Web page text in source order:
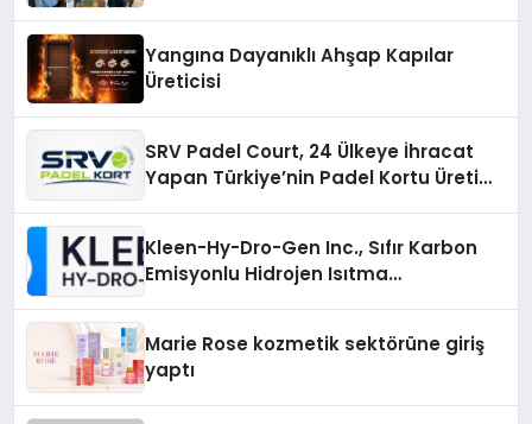
Yangına Dayanıklı Ahşap Kapılar
Üreticisi
SRV Padel Court, 24 Ülkeye İhracat
Yapan Türkiye’nin Padel Kortu Üretim
Kleen-Hy-Dro-Gen Inc., Sıfır Karbon
Emisyonlu Hidrojen Isıtma
Marie Rose kozmetik sektörüne giriş
yaptı